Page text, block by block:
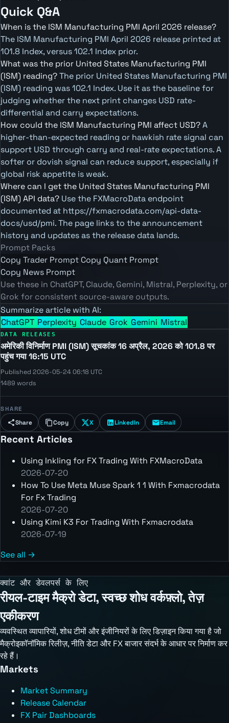
Quick Q&A
When is the ISM Manufacturing PMI April 2026 release?
The ISM Manufacturing PMI April 2026 release printed at
101.8 Index, versus 102.1 Index prior.
What was the prior United States Manufacturing PMI
(ISM) reading?The prior United States Manufacturing PMI
(ISM) reading was 102.1 Index. Use it as the baseline for
judging whether the next print changes USD rate-
differential and carry expectations.
How could the ISM Manufacturing PMI affect USD?A
higher-than-expected reading or hawkish rate signal can
support USD through carry and real-rate expectations. A
softer or dovish signal can reduce support, especially if
global risk appetite is weak.
Where can I get the United States Manufacturing PMI
(ISM) API data? Use the FXMacroData endpoint
documented at https://fxmacrodata.com/api-data-
docs/usd/pmi. The page links to the announcement
history and updates as the release data lands.
Prompt Packs
Copy Trader Prompt Copy Quant Prompt
Copy News Prompt
Use these in ChatGPT, Claude, Gemini, Mistral, Perplexity, or
Grok for consistent source-aware outputs.
Summarize article with AI:
ChatGPT Perplexity Claude GrokGemini Mistral
DATA RELEASES
अमेरिकी विनिर्माण PMI (ISM) सूचकांक 16 अप्रैल, 2026 को 101.8 पर
पहुंच गया 16:15 UTC
Published 2026-05-24 06:18 UTC
1489 words
SHARE
Share Copy X LinkedIn Email
Recent Articles
Using Inkling for FX Trading With FXMacroData
2026-07-20
How To Use Meta Muse Spark 1 1 With Fxmacrodata
For Fx Trading
2026-07-20
Using Kimi K3 For Trading With Fxmacrodata
2026-07-19
See all →
क्वांट और डेवलपर्स के लिए
रीयल-टाइम मैक्रो डेटा, स्वच्छ शोध वर्कफ़्लो, तेज़
एकीकरण
व्यवस्थित व्यापारियों, शोध टीमों और इंजीनियरों के लिए डिज़ाइन किया गया है जो
मैक्रोइकॉनॉमिक रिलीज़, नीति डेटा और FX बाजार संदर्भ के आधार पर निर्माण कर
रहे हैं।
Markets
Market Summary
Release Calendar
FX Pair Dashboards